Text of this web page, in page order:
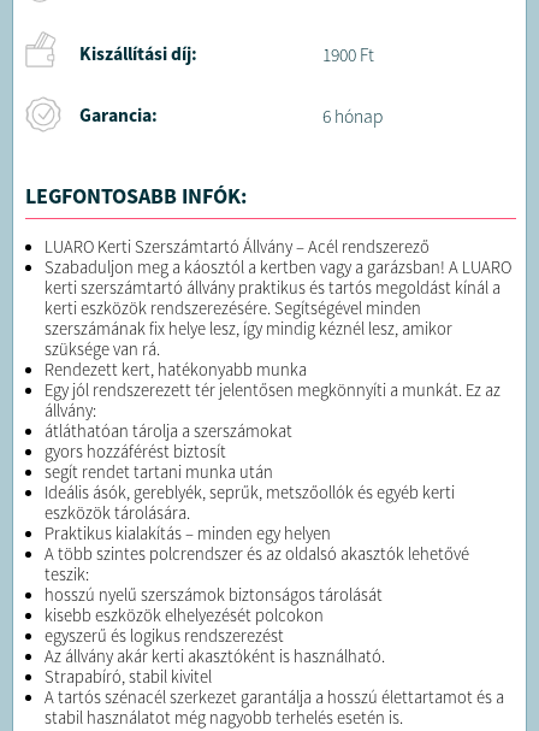
Kiszállítási díj: 1900 Ft
Garancia: 6 hónap
LEGFONTOSABB INFÓK:
LUARO Kerti Szerszámtartó Állvány – Acél rendszerező
Szabaduljon meg a káosztól a kertben vagy a garázsban! A LUARO
kerti szerszámtartó állvány praktikus és tartós megoldást kínál a
kerti eszközök rendszerezésére. Segítségével minden
szerszámának fix helye lesz, így mindig kéznél lesz, amikor
szüksége van rá.
Rendezett kert, hatékonyabb munka
Egy jól rendszerezett tér jelentősen megkönnyíti a munkát. Ez az
állvány:
átláthatóan tárolja a szerszámokat
gyors hozzáférést biztosít
segít rendet tartani munka után
Ideális ásók, gereblyék, seprűk, metszőollók és egyéb kerti
eszközök tárolására.
Praktikus kialakítás – minden egy helyen
A több szintes polcrendszer és az oldalsó akasztók lehetővé
teszik:
hosszú nyelű szerszámok biztonságos tárolását
kisebb eszközök elhelyezését polcokon
egyszerű és logikus rendszerezést
Az állvány akár kerti akasztóként is használható.
Strapabíró, stabil kivitel
A tartós szénacél szerkezet garantálja a hosszú élettartamot és a
stabil használatot még nagyobb terhelés esetén is.